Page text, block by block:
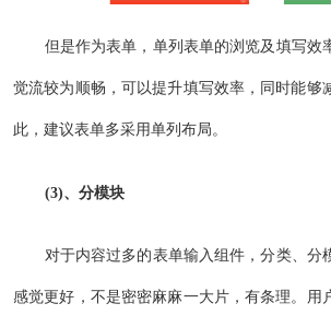
但是作为表单，单列表单的浏览及填写效
觉流较为顺畅，可以提升填写效率，同时能够
此，建议表单多采用单列布局。
(3)、分模块
对于内容过多的表单输入组件，分类、分
感觉更好，不是密密麻麻一大片，有条理。用